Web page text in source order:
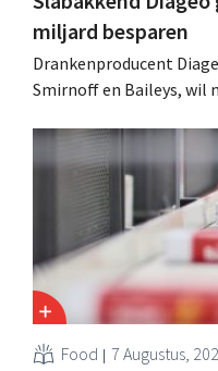
miljard besparen
Drankenproducent
Smirnoff en Baileys, wil
andere Guiness en
Food 7 Augustus,